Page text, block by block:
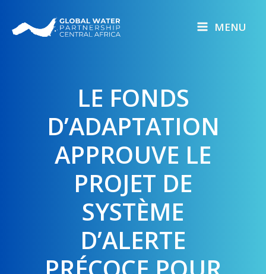
MENU
LE FONDS
D’ADAPTATION
APPROUVE LE
PROJET DE
SYSTÈME
D’ALERTE